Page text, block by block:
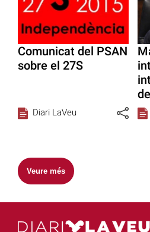
Comunicat del PSAN
sobre el 27S
Diari LaVeu
Veure més